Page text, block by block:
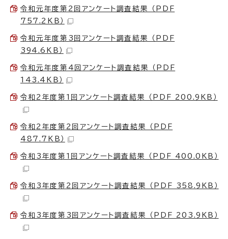
令和元年度第2回アンケート調査結果 （PDF
757.2KB）
令和元年度第3回アンケート調査結果 （PDF
394.6KB）
令和元年度第4回アンケート調査結果 （PDF
143.4KB）
令和2年度第1回アンケート調査結果 （PDF 200.9KB）
令和2年度第2回アンケート調査結果 （PDF
487.7KB）
令和3年度第1回アンケート調査結果 （PDF 400.0KB）
令和3年度第2回アンケート調査結果 （PDF 358.9KB）
令和3年度第3回アンケート調査結果 （PDF 203.9KB）